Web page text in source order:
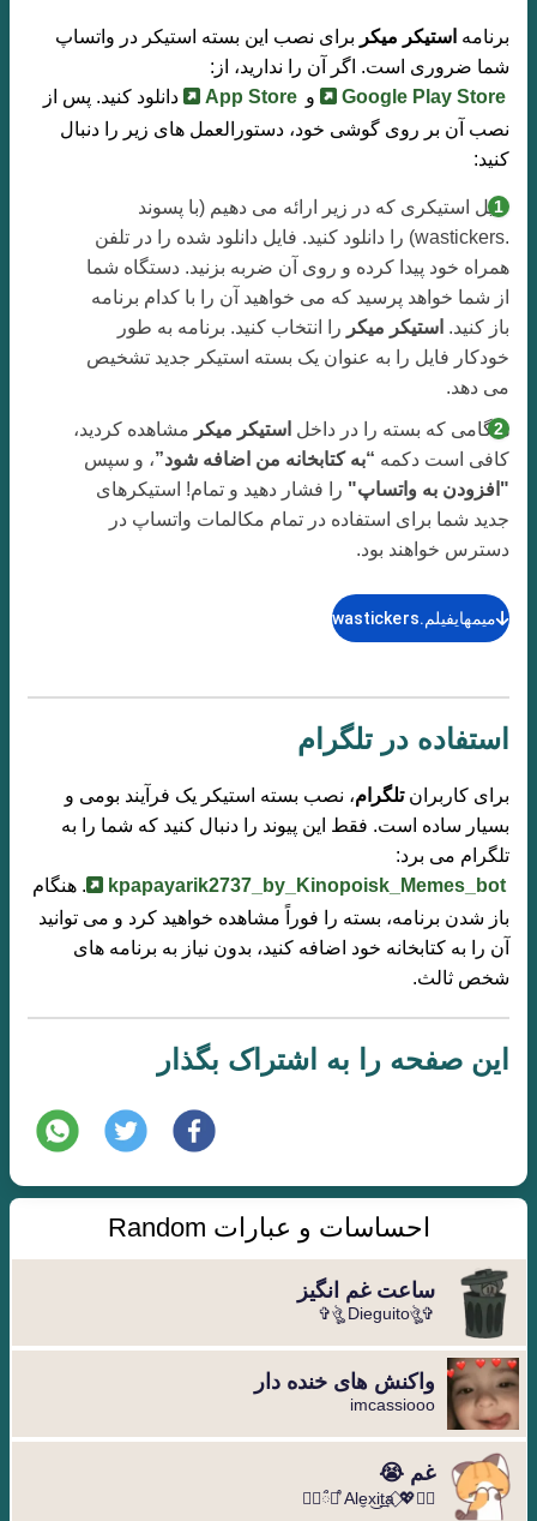
برنامه استیکر میکر برای نصب این بسته استیکر در واتساپ
شما ضروری است. اگر آن را ندارید، از:
Google Play Store
و App Store
دانلود کنید. پس از
نصب آن بر روی گوشی خود، دستورالعمل های زیر را دنبال
کنید:
فایل استیکری که در زیر ارائه می دهیم (با پسوند
.wastickers) را دانلود کنید. فایل دانلود شده را در تلفن
همراه خود پیدا کرده و روی آن ضربه بزنید. دستگاه شما
از شما خواهد پرسید که می خواهید آن را با کدام برنامه
باز کنید. استیکر میکر را انتخاب کنید. برنامه به طور
خودکار فایل را به عنوان یک بسته استیکر جدید تشخیص
می دهد.
هنگامی که بسته را در داخل استیکر میکر مشاهده کردید،
کافی است دکمه “به کتابخانه من اضافه شود”، و سپس
"افزودن به واتساپ" را فشار دهید و تمام! استیکرهای
جدید شما برای استفاده در تمام مکالمات واتساپ در
دسترس خواهند بود.
میمهایفیلم.wastickers
استفاده در تلگرام
برای کاربرانتلگرام، نصب بسته استیکر یک فرآیند بومی و
بسیار ساده است. فقط این پیوند را دنبال کنید که شما را به
تلگرام می برد:
kpapayarik2737_by_Kinopoisk_Memes_bot
. هنگام
باز شدن برنامه، بسته را فوراً مشاهده خواهید کرد و می توانید
آن را به کتابخانه خود اضافه کنید، بدون نیاز به برنامه های
شخص ثالث.
این صفحه را به اشتراک بگذار
احساسات و عبارات Random
ساعت غم انگیز
✞ঔৣ Dieguitoঔৣ✞
واکنش های خنده دار
imcassiooo
غم 😭
❀⃝💖⃟ Ale̼x͜it͢a ੵ᷒ᰰ❀⃔